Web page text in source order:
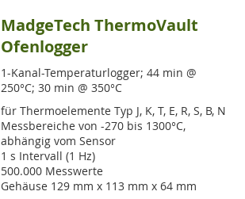
MadgeTech ThermoVault
Ofenlogger
1-Kanal-Temperaturlogger; 44 min @
250°C; 30 min @ 350°C
für Thermoelemente Typ J, K, T, E, R, S, B, N
Messbereiche von -270 bis 1300°C,
abhängig vom Sensor
1 s Intervall (1 Hz)
500.000 Messwerte
Gehäuse 129 mm x 113 mm x 64 mm